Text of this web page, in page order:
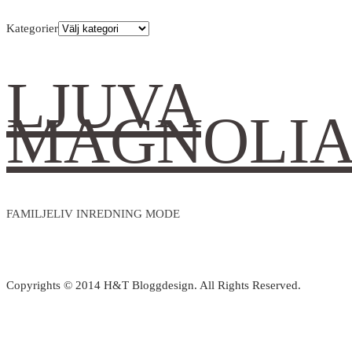
Kategorier
LJUVA
FAMILJELIV INREDNING MODE
Copyrights © 2014 H&T Bloggdesign. All Rights Reserved.